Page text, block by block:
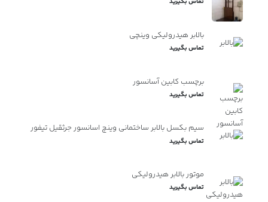
بالابر هیدرولیکی وینچی
تماس بگیرید
برچسب کابین آسانسور
تماس بگیرید
سیم بکسل بالابر ساختمانی وینچ اسانسور جرثقیل تیفور
تماس بگیرید
موتور بالابر هیدرولیکی
تماس بگیرید